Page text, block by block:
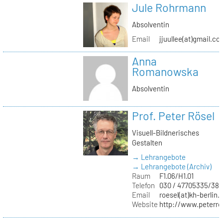
Jule Rohrmann
Absolventin
Email
Anna
Romanowska
Absolventin
Prof. Peter Rösel
Visuell-Bildnerisches
Gestalten
→ Lehrangebote
→ Lehrangebote (Archiv)
Raum
F1.06/H1.01
Telefon
030 / 47705335/387
Email
roesel(at)kh-
Website http://